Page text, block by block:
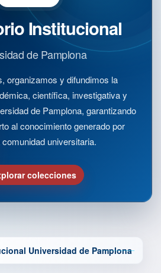
Institucional
de Pamplona
organizamos y difundimos la
científica, investigativa y
de Pamplona, garantizando
al conocimiento generado por
universitaria.
colecciones
Universidad de Pamplona